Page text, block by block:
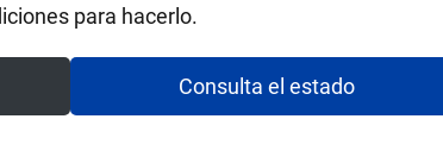
para hacerlo.
Consulta el estado